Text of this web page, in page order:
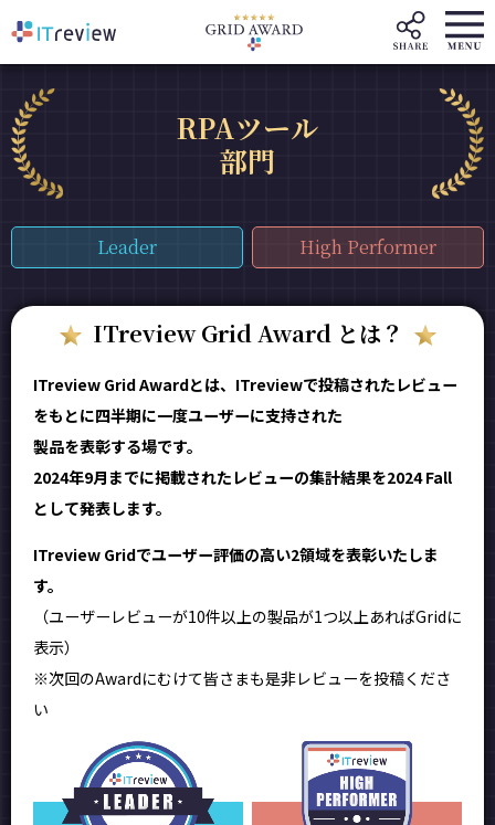
RPAツール
部門
Leader High Performer
ITreview Grid Award とは？
ITreview Grid Awardとは、ITreviewで投稿されたレビュー
をもとに四半期に一度ユーザーに支持された
製品を表彰する場です。
2024年9月までに掲載されたレビューの集計結果を2024 Fall
として発表します。
ITreview Gridでユーザー評価の高い2領域を表彰いたしま
す。
（ユーザーレビューが10件以上の製品が1つ以上あればGridに
表示）
※次回のAwardにむけて皆さまも是非レビューを投稿くださ
い